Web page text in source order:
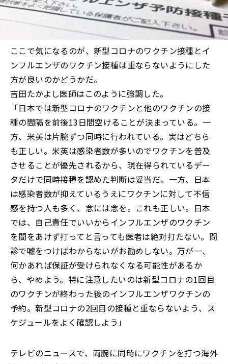
ここで気になるのが、新型コロナのワクチン接種とイ
ンフルエンザのワクチン接種は重ならないようにした
方が良いのかどうかだ。
吉田たかよし医師はこのように強調した。
「日本では新型コロナのワクチンと他のワクチンの接
種の間隔を前後13日間空けることが決まっている。一
方、米英は片腕ずつ同時に行われている。実はどちら
も正しい。米英は感染者数が多いのでワクチンを普及
させることが優先されるから、現在得られているデー
タだけで同時接種を認めた判断は妥当だ。一方、日本
は感染者数が抑えているうえにワクチンに対して不信
感を持つ人も多く、念には念を。これも正しい。日本
では、自己責任でいいからインフルエンザのワクチン
を間をあけず打ってと言っても医者は絶対打たない。問
診で嘘をつけばわからないがお勧めしない。万が一、
何かあれば保証が受けられなくなる可能性があるか
ら、やめよう。特に注意したいのは新型コロナの1回目
のワクチンが終わった後のインフルエンザワクチンの
予約。新型コロナの2回目の接種と重ならないよう、ス
ケジュールをよく確認しよう」
テレビのニュースで、両腕に同時にワクチンを打つ海外